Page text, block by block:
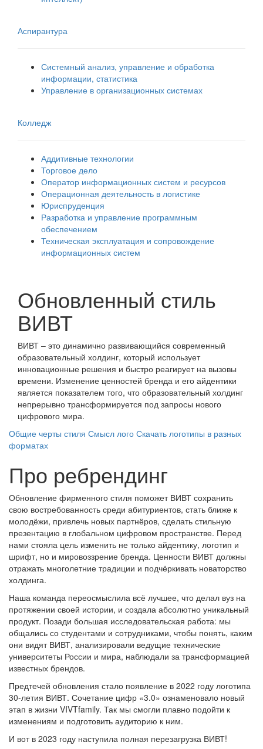
Аспирантура
Системный анализ, управление и обработка
информации, статистика
Управление в организационных системах
Колледж
Аддитивные технологии
Торговое дело
Оператор информационных систем и ресурсов
Операционная деятельность в логистике
Юриспруденция
Разработка и управление программным
обеспечением
Техническая эксплуатация и сопровождение
информационных систем
Обновленный стиль
ВИВТ
ВИВТ – это динамично развивающийся современный
образовательный холдинг, который использует
инновационные решения и быстро реагирует на вызовы
времени. Изменение ценностей бренда и его айдентики
является показателем того, что образовательный холдинг
непрерывно трансформируется под запросы нового
цифрового мира.
Общие черты стиля Смысл лого Скачать логотипы в разных
форматах
Про ребрендинг
Обновление фирменного стиля поможет ВИВТ сохранить
свою востребованность среди абитуриентов, стать ближе к
молодёжи, привлечь новых партнёров, сделать стильную
презентацию в глобальном цифровом пространстве. Перед
нами стояла цель изменить не только айдентику, логотип и
шрифт, но и мировоззрение бренда. Ценности ВИВТ должны
отражать многолетние традиции и подчёркивать новаторство
холдинга.
Наша команда переосмыслила всё лучшее, что делал вуз на
протяжении своей истории, и создала абсолютно уникальный
продукт. Позади большая исследовательская работа: мы
общались со студентами и сотрудниками, чтобы понять, каким
они видят ВИВТ, анализировали ведущие технические
университеты России и мира, наблюдали за трансформацией
известных брендов.
Предтечей обновления стало появление в 2022 году логотипа
30-летия ВИВТ. Сочетание цифр «3.0» ознаменовало новый
этап в жизни VIVTfamily. Так мы смогли плавно подойти к
изменениям и подготовить аудиторию к ним.
И вот в 2023 году наступила полная перезагрузка ВИВТ!